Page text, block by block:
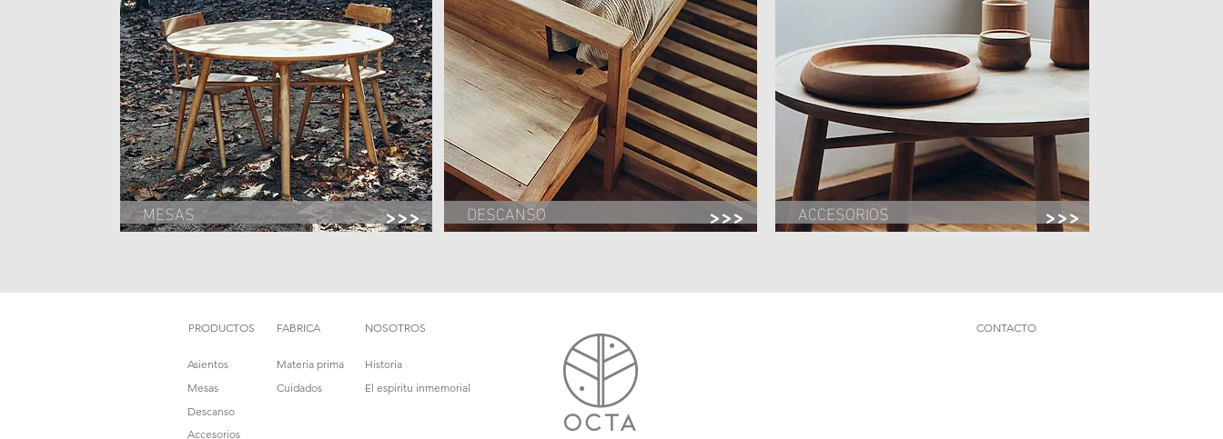
MESAS >>> DESCANSO >>> ACCESORIOS >>>
PRODUCTOS
Asientos
Mesas
Descanso
Accesorios
FABRICA
Materia prima
Cuidados
NOSOTROS
Historia
El espiritu inmemorial
CONTACTO